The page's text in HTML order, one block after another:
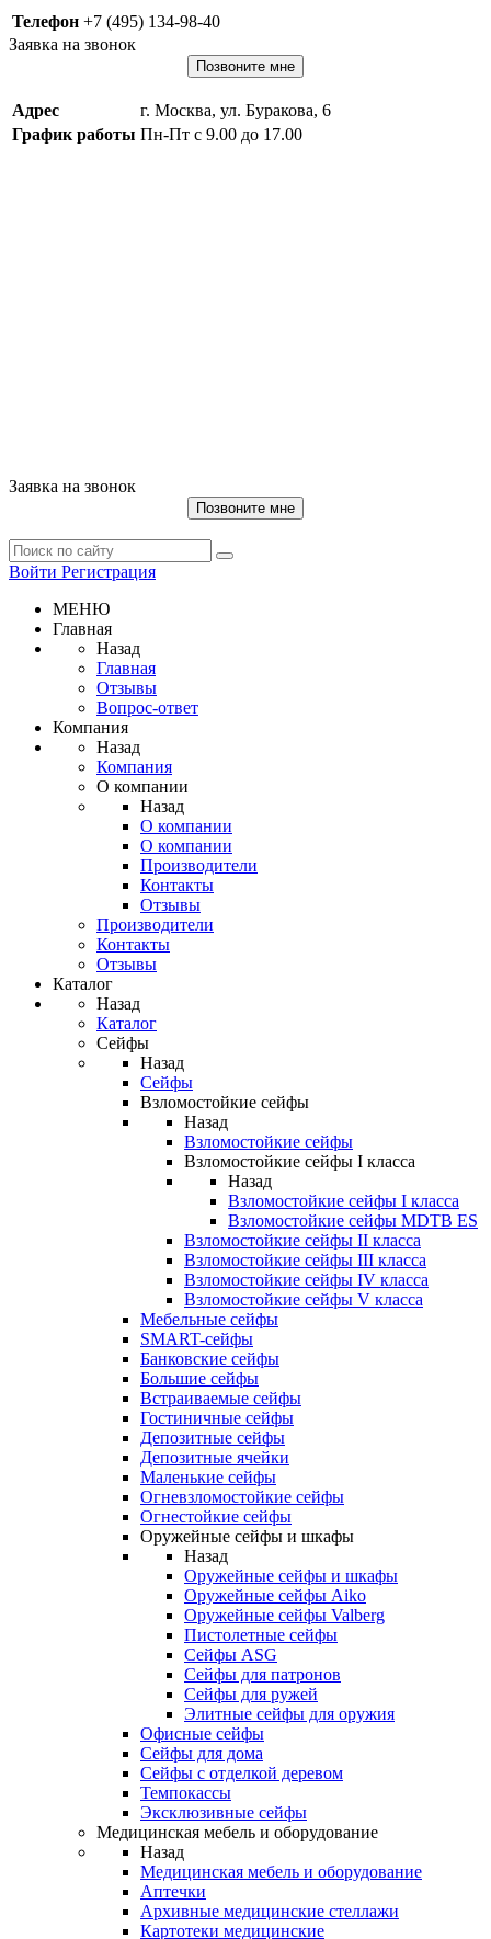
Телефон +7 (495) 134-98-40
Заявка на звонок
Позвоните мне
Адрес
г. Москва, ул. Буракова, 6
График работы Пн-Пт с 9.00 до 17.00
Заявка на звонок
Позвоните мне
Войти Регистрация
МЕНЮ
Главная
Назад
Главная
Отзывы
Вопрос-ответ
Компания
Назад
Компания
О компании
Назад
О компании
О компании
Производители
Контакты
Отзывы
Производители
Контакты
Отзывы
Каталог
Назад
Каталог
Сейфы
Назад
Сейфы
Взломостойкие сейфы
Назад
Взломостойкие сейфы
Взломостойкие сейфы I класса
Назад
Взломостойкие сейфы I класса
Взломостойкие сейфы MDTB ES
Взломостойкие сейфы II класса
Взломостойкие сейфы III класса
Взломостойкие сейфы IV класса
Взломостойкие сейфы V класса
Мебельные сейфы
SMART-сейфы
Банковские сейфы
Большие сейфы
Встраиваемые сейфы
Гостиничные сейфы
Депозитные сейфы
Депозитные ячейки
Маленькие сейфы
Огневзломостойкие сейфы
Огнестойкие сейфы
Оружейные сейфы и шкафы
Назад
Оружейные сейфы и шкафы
Оружейные сейфы Aiko
Оружейные сейфы Valberg
Пистолетные сейфы
Сейфы ASG
Сейфы для патронов
Сейфы для ружей
Элитные сейфы для оружия
Офисные сейфы
Сейфы для дома
Сейфы с отделкой деревом
Темпокассы
Эксклюзивные сейфы
Медицинская мебель и оборудование
Назад
Медицинская мебель и оборудование
Аптечки
Архивные медицинские стеллажи
Картотеки медицинские